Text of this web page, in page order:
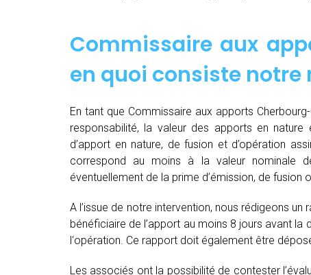
Commissaire aux
en quoi consiste notre
En tant que Commissaire aux apports
responsabilité, la valeur des apports en
d’apport en nature, de fusion et d’opération
correspond au moins à la valeur nominale
éventuellement de la prime d’émission, de fusion
A l’issue de notre intervention, nous rédigeons
bénéficiaire de l’apport au moins 8 jours avant
l‘opération. Ce rapport doit également être
Les associés ont la possibilité de contester